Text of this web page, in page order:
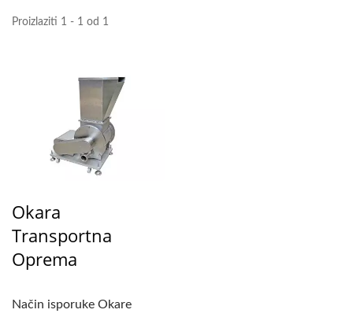
Proizlaziti 1 - 1 od 1
Okara
Transportna
Oprema
Način isporuke Okare